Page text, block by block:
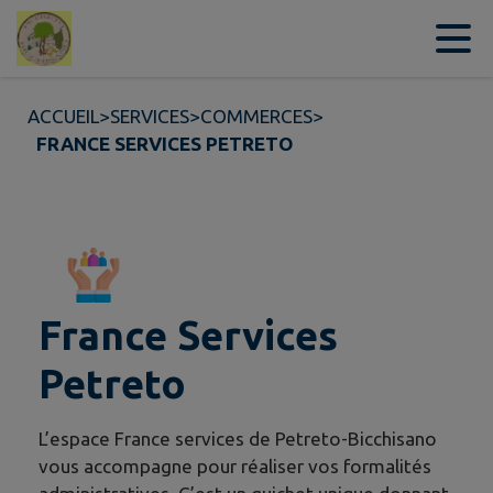
Contenu
ACCUEIL>SERVICES>COMMERCES>
FRANCE SERVICES PETRETO
France Services
Petreto
L’espace France services de Petreto-Bicchisano
vous accompagne pour réaliser vos formalités